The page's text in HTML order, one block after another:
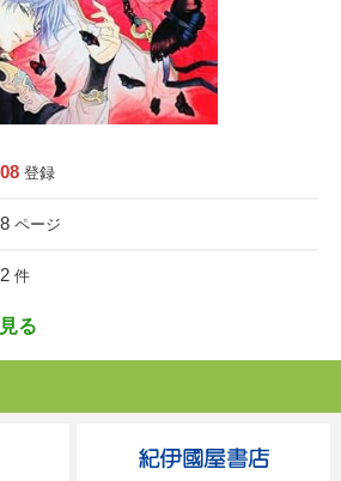
登録
ページ
件
る